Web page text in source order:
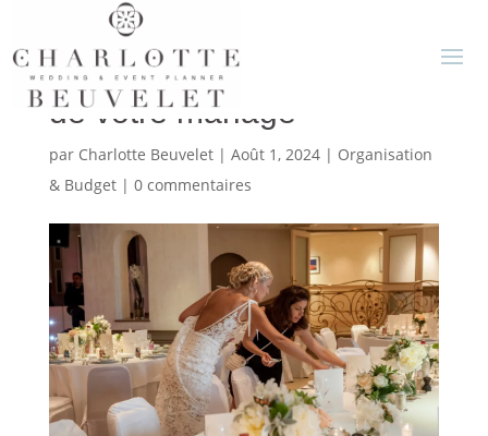
Wedding planner : l’alliée
de votre mariage
par Charlotte Beuvelet| Août 1, 2024| Organisation
& Budget| 0 commentaires